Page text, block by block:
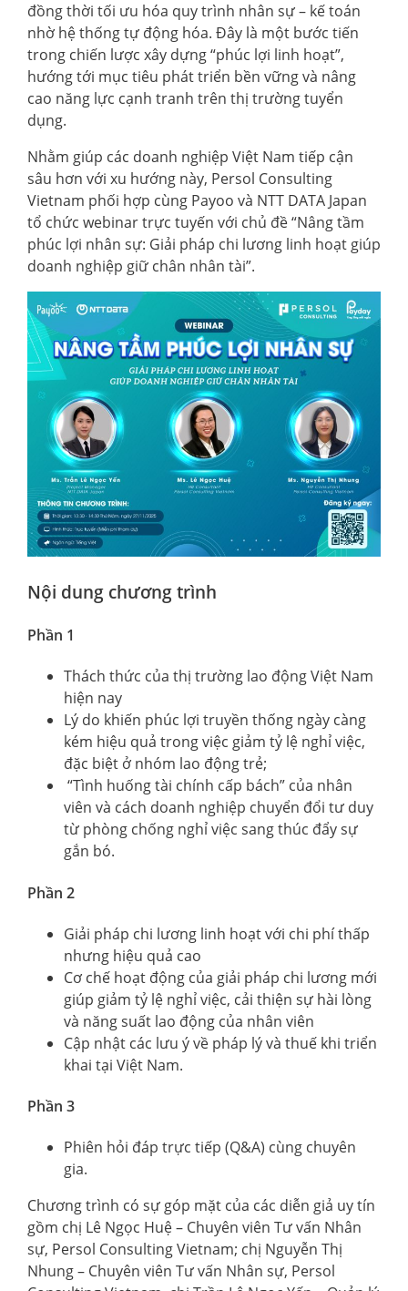
đồng thời tối ưu hóa quy trình nhân sự – kế toán
nhờ hệ thống tự động hóa. Đây là một bước tiến
trong chiến lược xây dựng “phúc lợi linh hoạt”,
hướng tới mục tiêu phát triển bền vững và nâng
cao năng lực cạnh tranh trên thị trường tuyển
dụng.
Nhằm giúp các doanh nghiệp Việt Nam tiếp cận
sâu hơn với xu hướng này, Persol Consulting
Vietnam phối hợp cùng Payoo và NTT DATA Japan
tổ chức webinar trực tuyến với chủ đề “Nâng tầm
phúc lợi nhân sự: Giải pháp chi lương linh hoạt giúp
doanh nghiệp giữ chân nhân tài”.
Nội dung chương trình
Phần 1
Thách thức của thị trường lao động Việt Nam
hiện nay
Lý do khiến phúc lợi truyền thống ngày càng
kém hiệu quả trong việc giảm tỷ lệ nghỉ việc,
đặc biệt ở nhóm lao động trẻ;
“Tình huống tài chính cấp bách” của nhân
viên và cách doanh nghiệp chuyển đổi tư duy
từ phòng chống nghỉ việc sang thúc đẩy sự
gắn bó.
Phần 2
Giải pháp chi lương linh hoạt với chi phí thấp
nhưng hiệu quả cao
Cơ chế hoạt động của giải pháp chi lương mới
giúp giảm tỷ lệ nghỉ việc, cải thiện sự hài lòng
và năng suất lao động của nhân viên
Cập nhật các lưu ý về pháp lý và thuế khi triển
khai tại Việt Nam.
Phần 3
Phiên hỏi đáp trực tiếp (Q&A) cùng chuyên
gia.
Chương trình có sự góp mặt của các diễn giả uy tín
gồm chị Lê Ngọc Huệ – Chuyên viên Tư vấn Nhân
sự, Persol Consulting Vietnam; chị Nguyễn Thị
Nhung – Chuyên viên Tư vấn Nhân sự, Persol